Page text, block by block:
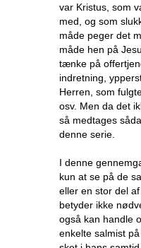
var Kristus, som
med, og som
måde peger det
måde hen på
tænke på
indretning,
Herren, som
osv. Men da det
så medtages
denne serie.
I denne
kun at se på de
eller en stor del
betyder ikke
også kan handle
enkelte salmist